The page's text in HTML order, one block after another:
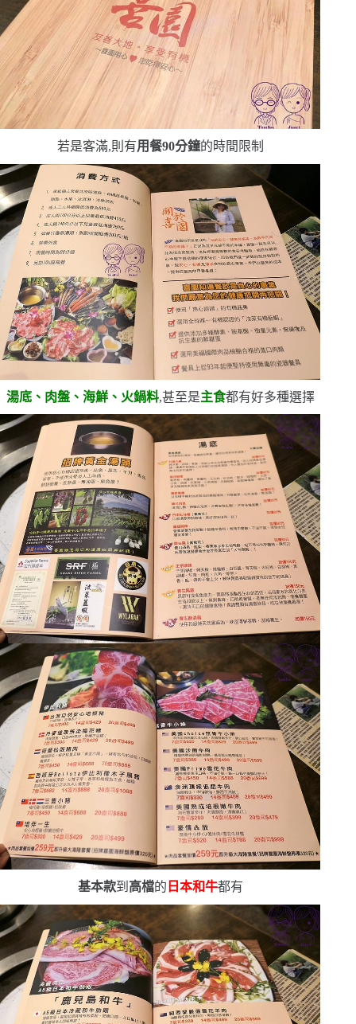
若是客滿,則有用餐90分鐘的時間限制
湯底、肉盤、海鮮、火鍋料,甚至是主食都有好多種選擇
基本款到 高檔的 日本和牛都有